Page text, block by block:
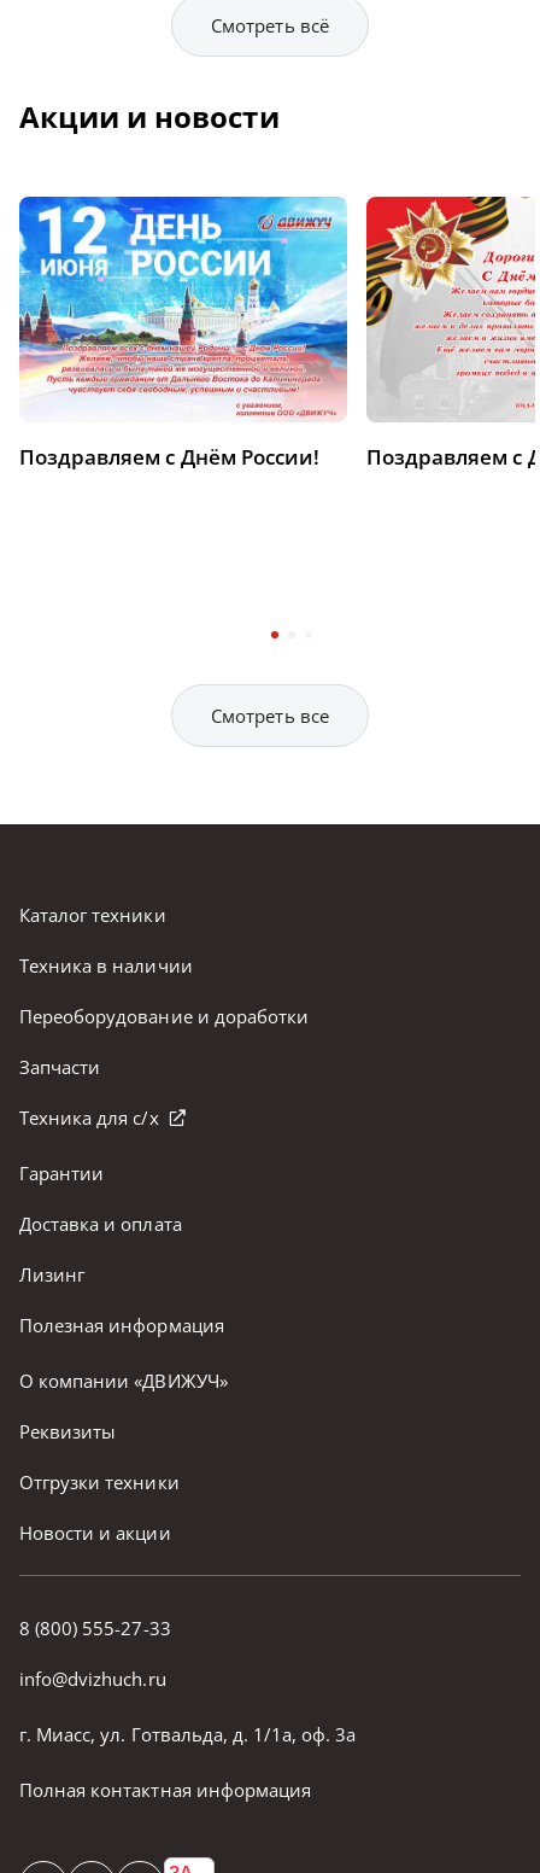
Смотреть всё
Акции и новости
Поздравляем с Днём России! Поздравляем с
Смотреть все
8 (800) 555-27-33
info@dvizhuch.ru
г. Миасс, ул. Готвальда, д. 1/1а, оф. 3а
Полная контактная информация
Каталог техники
Техника в наличии
Переоборудование и доработки
Запчасти
Техника для с/х
Гарантии
Доставка и оплата
Лизинг
Полезная информация
О компании «ДВИЖУЧ»
Реквизиты
Отгрузки техники
Новости и акции